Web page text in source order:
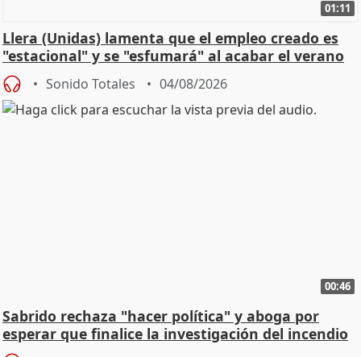
01:11
Llera (Unidas) lamenta que el empleo creado es
"estacional" y se "esfumará" al acabar el verano
Sonido Totales 04/08/2026
00:46
Sabrido rechaza "hacer política" y aboga por
esperar que finalice la investigación del incendio